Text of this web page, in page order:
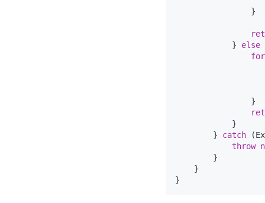
                }
            }
else
for
                }
            }
        }
catch
throw
        }
    }